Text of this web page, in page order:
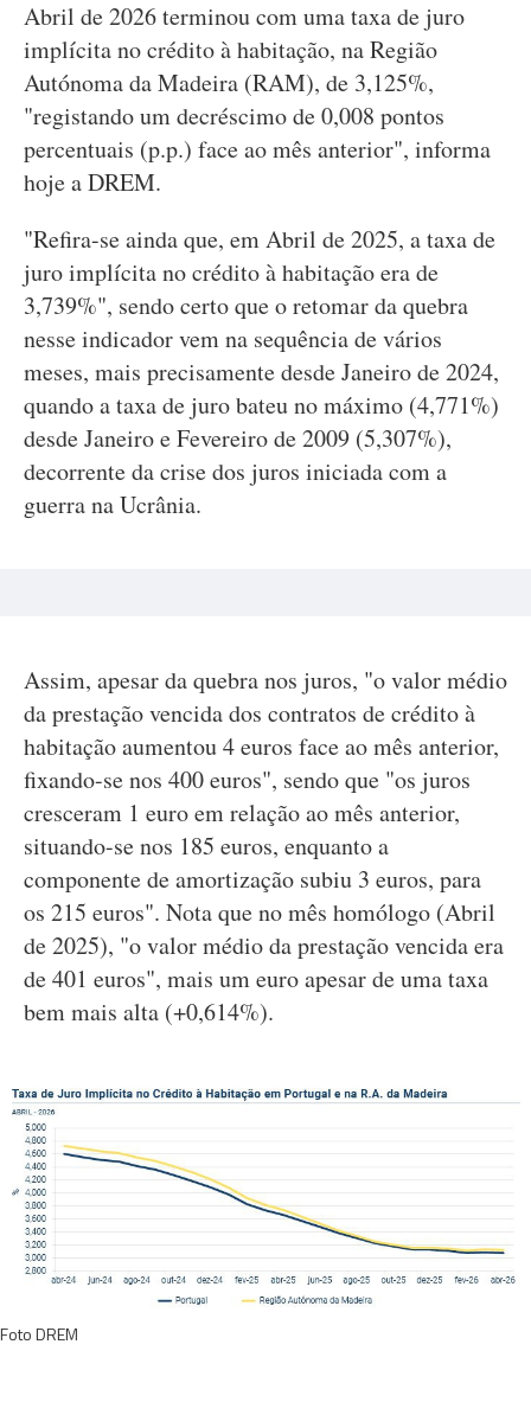
Abril de 2026 terminou com uma taxa de juro
implícita no crédito à habitação, na Região
Autónoma da Madeira (RAM), de 3,125%,
"registando um decréscimo de 0,008 pontos
percentuais (p.p.) face ao mês anterior", informa
hoje a DREM.
"Refira-se ainda que, em Abril de 2025, a taxa de
juro implícita no crédito à habitação era de
3,739%", sendo certo que o retomar da quebra
nesse indicador vem na sequência de vários
meses, mais precisamente desde Janeiro de 2024,
quando a taxa de juro bateu no máximo (4,771%)
desde Janeiro e Fevereiro de 2009 (5,307%),
decorrente da crise dos juros iniciada com a
guerra na Ucrânia.
Assim, apesar da quebra nos juros, "o valor médio
da prestação vencida dos contratos de crédito à
habitação aumentou 4 euros face ao mês anterior,
fixando-se nos 400 euros", sendo que "os juros
cresceram 1 euro em relação ao mês anterior,
situando-se nos 185 euros, enquanto a
componente de amortização subiu 3 euros, para
os 215 euros". Nota que no mês homólogo (Abril
de 2025), "o valor médio da prestação vencida era
de 401 euros", mais um euro apesar de uma taxa
bem mais alta (+0,614%).
Foto DREM